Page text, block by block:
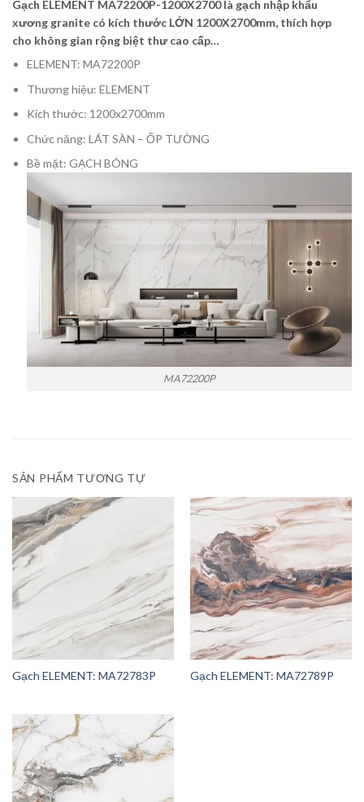
Gạch ELEMENT MA72200P-1200X2700 là gạch nhập khẩu
xương granite có kích thước LỚN 1200X2700mm, thích hợp
cho không gian rộng biệt thư cao cấp…
ELEMENT: MA72200P
Thương hiệu: ELEMENT
Kích thước: 1200x2700mm
Chức năng: LÁT SÀN – ỐP TƯỜNG
Bề mặt: GẠCH BÓNG
MA72200P
SẢN PHẨM TƯƠNG TỰ
Gạch ELEMENT: MA72783P Gạch ELEMENT: MA72789P